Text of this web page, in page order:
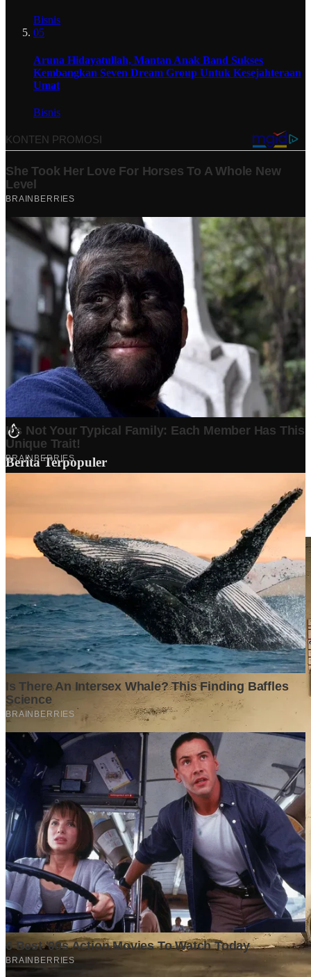
Bisnis
05
Aruna Hidayatullah, Mantan Anak Band Sukses
Kembangkan Seven Dream Group Untuk Kesejahteraan
Umat
Bisnis
Berita Terpopuler
Surat Somasi Penyerobotan Tanah Terbaru 2024, Lengkap
2 years ago